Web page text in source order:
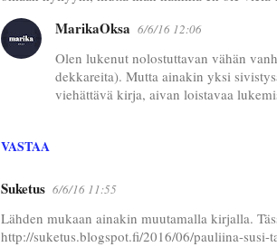
VASTAA
MarikaOksa 6/6/16 12:06
Olen lukenut nolostuttavan vähän
dekkareita). Mutta ainakin yksi
viehättävä kirja, aivan loistavaa
Suketus 6/6/16 11:55
Lähden mukaan ainakin muutamalla kirjalla.
http://suketus.blogspot.fi/2016/06/pauliina-